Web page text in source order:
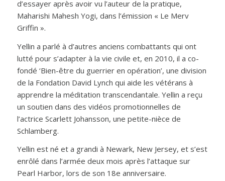
d’essayer après avoir vu l’auteur de la pratique,
Maharishi Mahesh Yogi, dans l’émission « Le Merv
Griffin ».
Yellin a parlé à d’autres anciens combattants qui ont
lutté pour s’adapter à la vie civile et, en 2010, il a co-
fondé ‘Bien-être du guerrier en opération’, une division
de la Fondation David Lynch qui aide les vétérans à
apprendre la méditation transcendantale. Yellin a reçu
un soutien dans des vidéos promotionnelles de
l’actrice Scarlett Johansson, une petite-nièce de
Schlamberg.
Yellin est né et a grandi à Newark, New Jersey, et s’est
enrôlé dans l’armée deux mois après l’attaque sur
Pearl Harbor, lors de son 18e anniversaire.